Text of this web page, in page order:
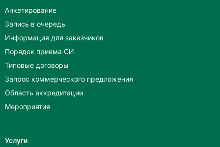
Анкетирование
Запись в очередь
Информация для заказчиков
Порядок приема СИ
Типовые договоры
Запрос коммерческого предложения
Область аккредитации
Мероприятия
Услуги